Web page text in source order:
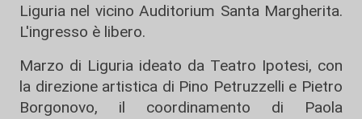
Liguria nel vicino Auditorium Santa Margherita.
L'ingresso è libero.
Marzo di Liguria ideato da Teatro Ipotesi, con
la direzione artistica di Pino Petruzzelli e Pietro
Borgonovo, il coordinamento di Paola